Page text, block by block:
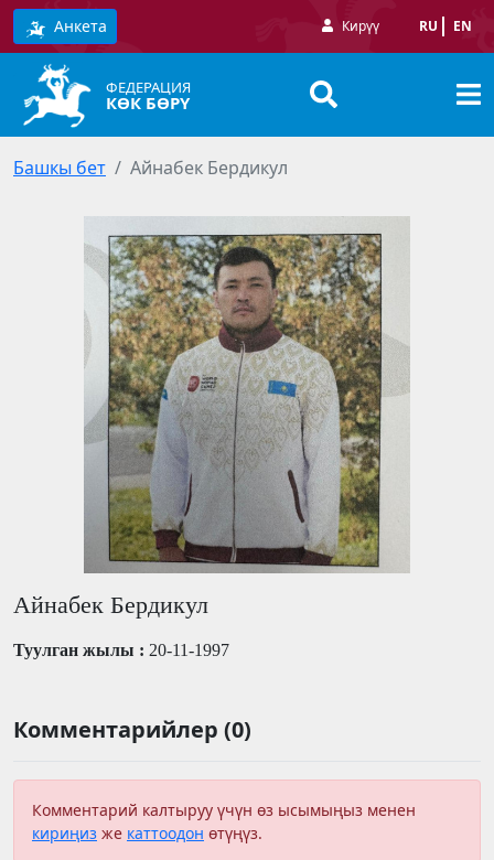
Анкета Кирүү RU EN
ФЕДЕРАЦИЯ
КӨК БӨРҮ
Башкы бет Айнабек Бердикул
Айнабек Бердикул
Туулган жылы : 20-11-1997
Комментарийлер (0)
Комментарий калтыруу үчүн өз ысымыңыз менен
кириңиз же каттоодон өтүңүз.